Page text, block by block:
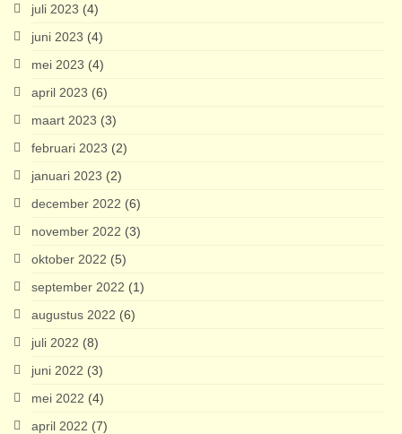
juli 2023 (4)
juni 2023 (4)
mei 2023 (4)
april 2023 (6)
maart 2023 (3)
februari 2023 (2)
januari 2023 (2)
december 2022 (6)
november 2022 (3)
oktober 2022 (5)
september 2022 (1)
augustus 2022 (6)
juli 2022 (8)
juni 2022 (3)
mei 2022 (4)
april 2022 (7)